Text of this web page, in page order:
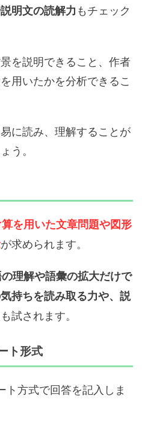
明文の読解力もチェック
を説明できること、作者
用いたかを分析できるこ
に読み、理解することが
う。
を用いた文章問題や図形
が求められます。
理解や語彙の拡大だけで
持ちを読み取る力や、説
も試されます。
ト形式
方式で回答を記入しま